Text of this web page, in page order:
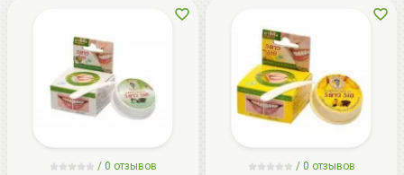
/ 0 отзывов
/ 0 отзывов